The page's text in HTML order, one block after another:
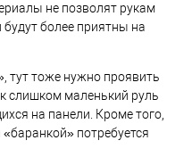
не позволят рукам
более приятны на
тут тоже нужно проявить
слишком маленький руль
на панели. Кроме того,
потребуется